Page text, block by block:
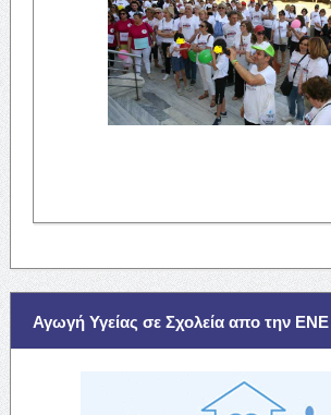
Αγωγή Υγείας σε Σχολεία απο την ΕΝΕ